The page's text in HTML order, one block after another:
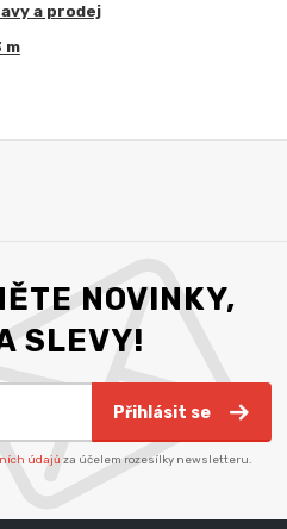
a prodej
m
NOVINKY,
SLEVY!
Přihlásit se
údajů za účelem rozesílky newsletteru.